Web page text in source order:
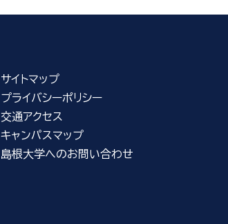
サイトマップ
プライバシーポリシー
交通アクセス
キャンパスマップ
島根大学へのお問い合わせ